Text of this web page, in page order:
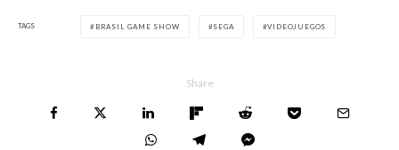
TAGS BRASIL GAME SHOW SEGA VIDEOJUEGOS
Share